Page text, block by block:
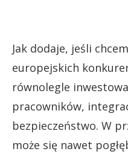
Jak dodaje, jeśli
europejskich
równolegle
pracowników,
bezpieczeństwo. W
może się nawet